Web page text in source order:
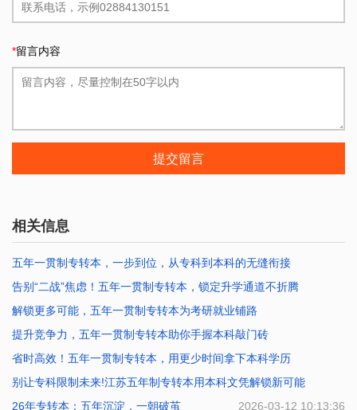
*留言内容
提交留言
相关信息
五年一贯制专转本，一步到位，从专科到本科的无缝衔接
2026-07-25 10:12:47
告别“二战”焦虑！五年一贯制专转本，锁定升学通道不折腾
2026-07-20 10:40:01
解锁更多可能，五年一贯制专转本为考研就业铺路
2026-07-17 10:02:39
提升竞争力，五年一贯制专转本助你手握本科敲门砖
2026-07-16 10:01:41
省时高效！五年一贯制专转本，用更少时间拿下本科学历
2026-07-14 10:27:34
别让专科限制未来!江苏五年制专转本用本科文凭解锁新可能
2026-07-01 09:54:04
26年专转本：五年沉淀，一朝破茧
2026-03-12 10:13:36